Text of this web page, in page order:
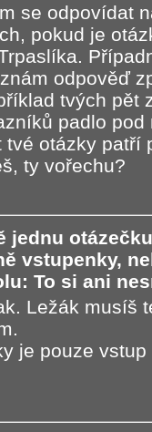
se odpovídat
pokud je
odpověď
tvých pět
padlo
tvé otázky
ty vořechu?
jednu
vstupenky,
To si ani
Ležák musíš
je pouze